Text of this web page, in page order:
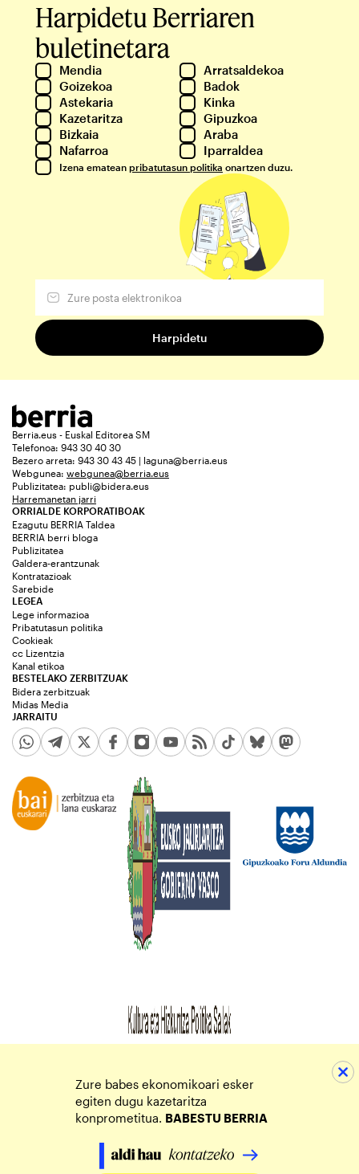
Harpidetu Berriaren
buletinetara
Mendia
Arratsaldekoa
Goizekoa
Badok
Astekaria
Kinka
Kazetaritza
Gipuzkoa
Bizkaia
Araba
Nafarroa
Iparraldea
Izena ematean pribatutasun politika onartzen duzu.
Berria.eus - Euskal Editorea SM
Telefonoa: 943 30 40 30
Bezero arreta: 943 30 43 45 | laguna@berria.eus
Webgunea: webgunea@berria.eus
Publizitatea: publi@bidera.eus
Harremanetan jarri
ORRIALDE KORPORATIBOAK
Ezagutu BERRIA Taldea
BERRIA berri bloga
Publizitatea
Galdera-erantzunak
Kontratazioak
Sarebide
JARRAITU
LEGEA
Lege informazioa
Pribatutasun politika
Cookieak
cc Lizentzia
Kanal etikoa
BESTELAKO ZERBITZUAK
Bidera zerbitzuak
Midas Media
Zure babes ekonomikoari esker
egiten dugu kazetaritza
konprometitua. BABESTU BERRIA